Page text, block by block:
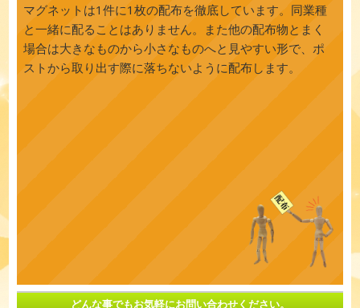
マグネットは1件に1枚の配布を徹底しています。同業種
と一緒に配ることはありません。また他の配布物とまく
場合は大きなものから小さなものへと見やすい形で、ポ
ストから取り出す際に落ちないように配布します。
どんな事でもお気軽にお問い合わせください。